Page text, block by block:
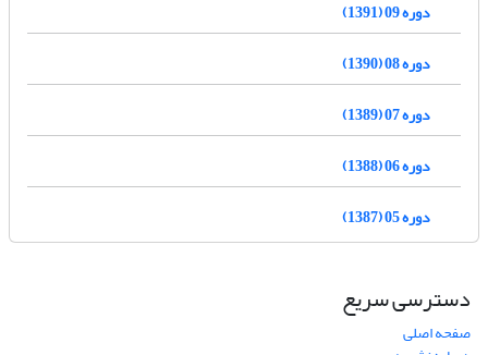
دوره 09 (1391)
دوره 08 (1390)
دوره 07 (1389)
دوره 06 (1388)
دوره 05 (1387)
دسترسی سریع
صفحه اصلی